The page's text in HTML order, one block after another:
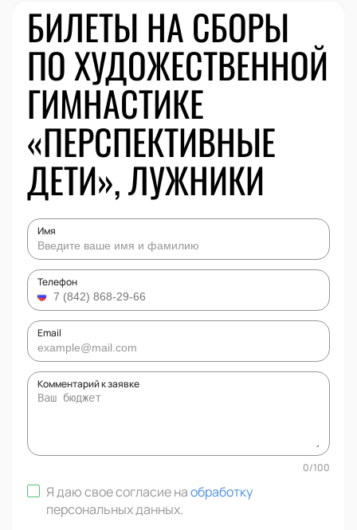
БИЛЕТЫ НА СБОРЫ
ПО ХУДОЖЕСТВЕННОЙ
ГИМНАСТИКЕ
«ПЕРСПЕКТИВНЫЕ
ДЕТИ», ЛУЖНИКИ
Имя
Телефон
Email
Комментарий к заявке
0/100
Я даю свое согласие наобработку
персональных данных.